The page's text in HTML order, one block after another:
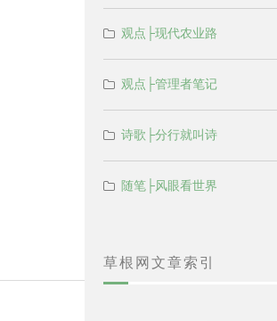
观点├现代农业路
观点├管理者笔记
诗歌├分行就叫诗
随笔├风眼看世界
草根网文章索引